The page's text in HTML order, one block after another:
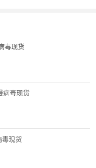
毒现货
病毒现货
毒现货